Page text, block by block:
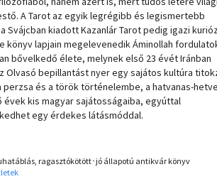
A Tarot az egyik legrégibb és legismertebb
Svájcban kiadott Kazanlár Tarot pedig igazi
könyv lapjain megelevenedik Áminollah
bővelkedő élete, melynek első 23 évét Iránban
Olvasó bepillantást nyer egy sajátos kultúra
perzsa és a török történelembe, a hatvanas-
évek kis magyar sajátosságaiba, egyúttal
egy érdekes látásmóddal.
ragasztókötött･jó állapotú antikvár könyv